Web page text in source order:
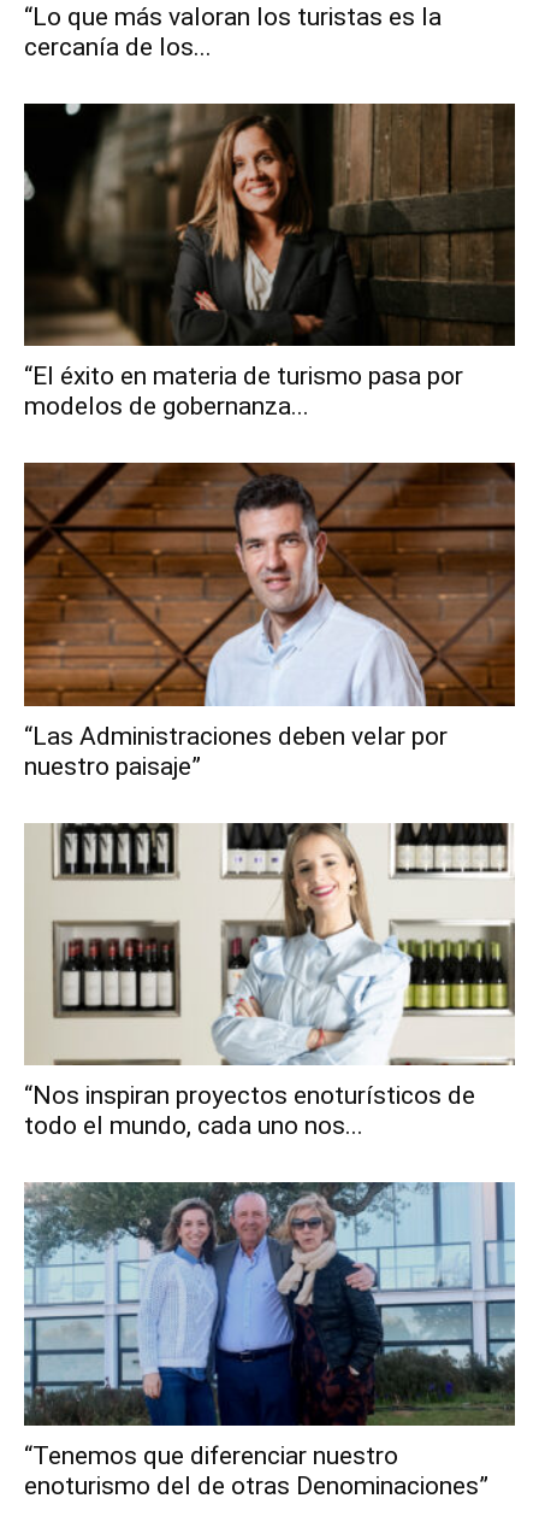
“Lo que más valoran los turistas es la
cercanía de los...
“El éxito en materia de turismo pasa por
modelos de gobernanza...
“Las Administraciones deben velar por
nuestro paisaje”
“Nos inspiran proyectos enoturísticos de
todo el mundo, cada uno nos...
“Tenemos que diferenciar nuestro
enoturismo del de otras Denominaciones”